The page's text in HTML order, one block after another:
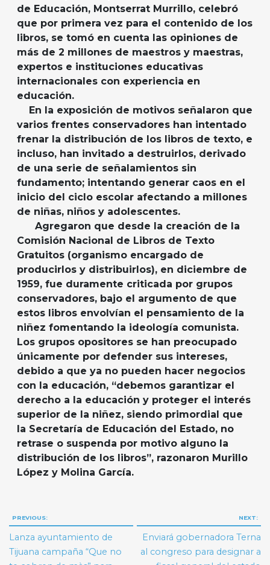
de Educación, Montserrat Murrillo, celebró
que por primera vez para el contenido de los
libros, se tomó en cuenta las opiniones de
más de 2 millones de maestros y maestras,
expertos e instituciones educativas
internacionales con experiencia en
educación.
En la exposición de motivos señalaron que
varios frentes conservadores han intentado
frenar la distribución de los libros de texto, e
incluso, han invitado a destruirlos, derivado
de una serie de señalamientos sin
fundamento; intentando generar caos en el
inicio del ciclo escolar afectando a millones
de niñas, niños y adolescentes.
Agregaron que desde la creación de la
Comisión Nacional de Libros de Texto
Gratuitos (organismo encargado de
producirlos y distribuirlos), en diciembre de
1959, fue duramente criticada por grupos
conservadores, bajo el argumento de que
estos libros envolvían el pensamiento de la
niñez fomentando la ideología comunista.
Los grupos opositores se han preocupado
únicamente por defender sus intereses,
debido a que ya no pueden hacer negocios
con la educación, “debemos garantizar el
derecho a la educación y proteger el interés
superior de la niñez, siendo primordial que
la Secretaría de Educación del Estado, no
retrase o suspenda por motivo alguno la
distribución de los libros”, razonaron Murillo
López y Molina García.
Navegación
de
entradas
PREVIOUS:
Lanza ayuntamiento de
Tijuana campaña “Que no
NEXT:
Enviará gobernadora Terna
al congreso para designar a